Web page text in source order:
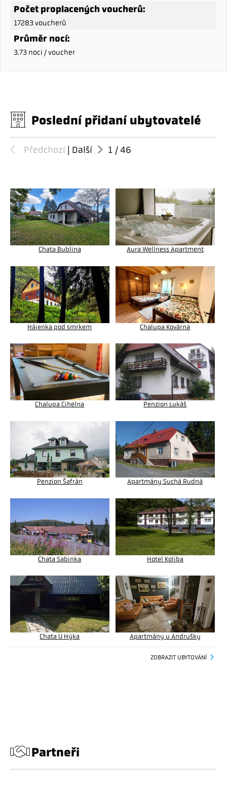
Počet proplacených voucherů:
17283 voucherů
Průměr nocí:
3.73 noci / voucher
Poslední přidaní ubytovatelé
Předchozí Další 1 / 46
Chata Bublina Aura Wellness Apartment
Hájenka pod smrkem Chalupa Kovárna
Chalupa Cihelna Penzion Lukáš
Penzion Šafrán Apartmány Suchá Rudná
Chata Sabinka Hotel Koliba
Chata U Hýka Apartmány u Andrušky
ZOBRAZIT UBYTOVÁNÍ
Partneři